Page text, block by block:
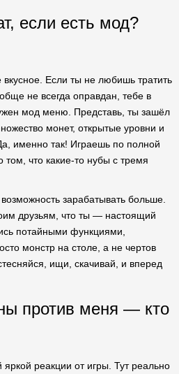
если есть мод?
вкусное. Если ты не любишь тратить
не всегда оправдан, тебе в
мод меню. Представь, ты зашёл
монет, открытые уровни и
именно так! Играешь по полной
что какие-то нубы с тремя
зарабатывать больше.
друзьям, что ты — настоящий
потайными функциями,
монстр на столе, а не чертов
ищи, скачивай, и вперед
против меня — кто
яркой реакции от игры. Тут реально